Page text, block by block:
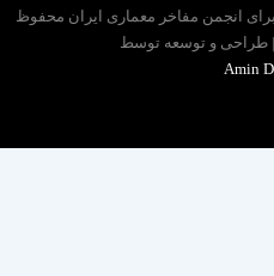
مفاخر معماری ایران محفوظ